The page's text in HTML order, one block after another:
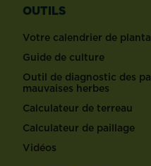
OUTILS
Votre calendrier de
Guide de culture
Outil de diagnostic des
mauvaises herbes
Calculateur de terreau
Calculateur de paillage
Vidéos